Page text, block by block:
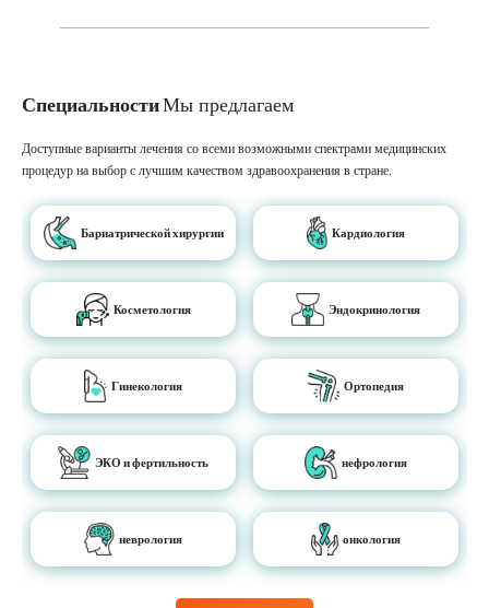
СпециальностиМы предлагаем
Доступные варианты лечения со всеми возможными спектрами медицинских
процедур на выбор с лучшим качеством здравоохранения в стране.
Бариатрической хирургии Кардиология
Косметология Эндокринология
Гинекология Ортопедия
ЭКО и фертильность нефрология
неврология онкология